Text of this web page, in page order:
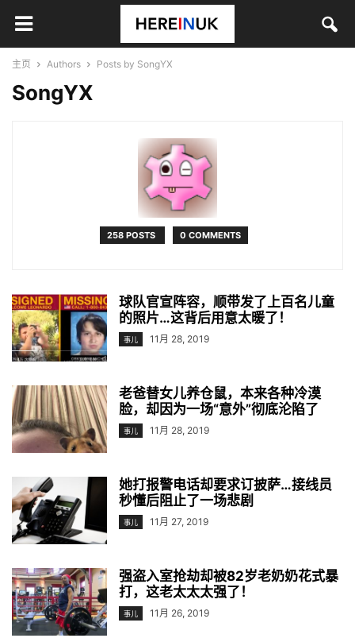
主页 Authors Posts by SongYX
SongYX
258 POSTS 0 COMMENTS
球队官宣阵容，顺带发了上百名儿童
的照片…这背后用意太暖了！
事儿 11月 28, 2019
老爸替女儿养仓鼠，本来各种冷漠
脸，却因为一场“意外”彻底沦陷了
事儿 11月 28, 2019
她打报警电话却要求订披萨…接线员
秒懂后阻止了一场悲剧
事儿 11月 27, 2019
强盗入室抢劫却被82岁老奶奶花式暴
打，这老太太太强了！
事儿 11月 26, 2019